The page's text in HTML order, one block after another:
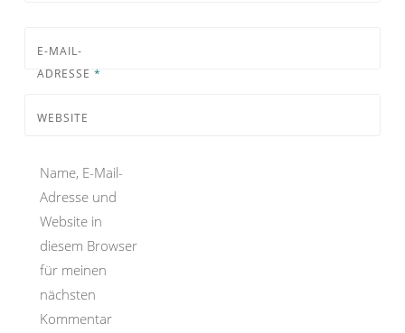
E-MAIL-
ADRESSE *
WEBSITE
Name, E-Mail-
Adresse und
Website in
diesem Browser
für meinen
nächsten
Kommentar